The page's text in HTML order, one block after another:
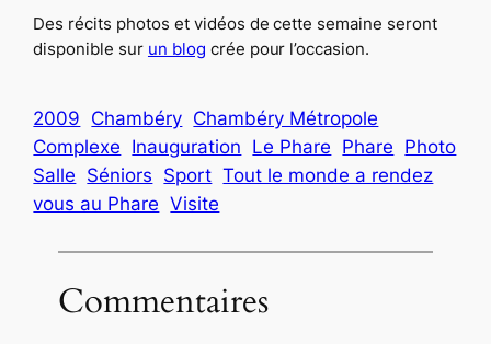
Des récits photos et vidéos de cette semaine seront
disponible sur un blog crée pour l’occasion.
2009 Chambéry Chambéry Métropole
Complexe Inauguration Le Phare Phare Photo
Salle Séniors Sport Tout le monde a rendez
vous au Phare Visite
Commentaires